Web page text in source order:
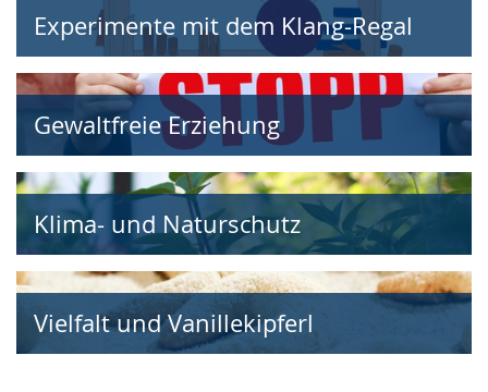
Experimente mit dem Klang-Regal
Gewaltfreie Erziehung
Klima- und Naturschutz
Vielfalt und Vanillekipferl